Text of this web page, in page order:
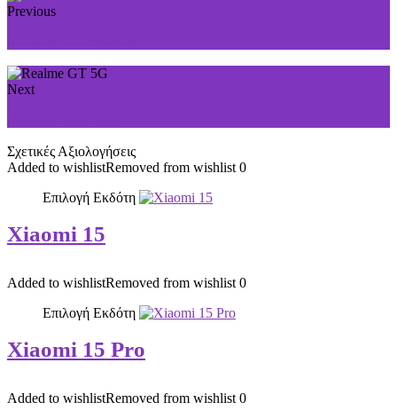
Previous
Next
Σχετικές Αξιολογήσεις
Added to wishlistRemoved from wishlist 0
Επιλογή Εκδότη
Xiaomi 15
Added to wishlistRemoved from wishlist 0
Επιλογή Εκδότη
Xiaomi 15 Pro
Added to wishlistRemoved from wishlist 0